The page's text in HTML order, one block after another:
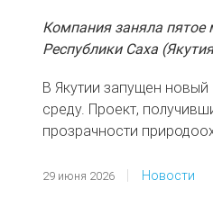
Компания заняла пятое
Республики Саха
В Якутии запущен
среду. Проект,
прозрачности
29 июня 2026 Новости